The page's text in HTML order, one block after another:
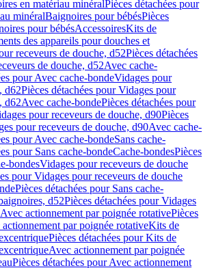
en matériau minéralPièces détachées pour
minéralBaignoires pour bébésPièces
pour bébésAccessoiresKits de
des appareils pour douches et
receveurs de douche, d52Pièces détachées
de douche, d52Avec cache-
pour Avec cache-bondeVidages pour
d62Pièces détachées pour Vidages pour
d62Avec cache-bondePièces détachées pour
pour receveurs de douche, d90Pièces
pour receveurs de douche, d90Avec cache-
pour Avec cache-bondeSans cache-
pour Sans cache-bondeCache-bondesPièces
bondesVidages pour receveurs de douche
pour Vidages pour receveurs de douche
Pièces détachées pour Sans cache-
d52Pièces détachées pour Vidages
Avec actionnement par poignée rotativePièces
par poignée rotativeKits de
Pièces détachées pour Kits de
Avec actionnement par poignée
Pièces détachées pour Avec actionnement